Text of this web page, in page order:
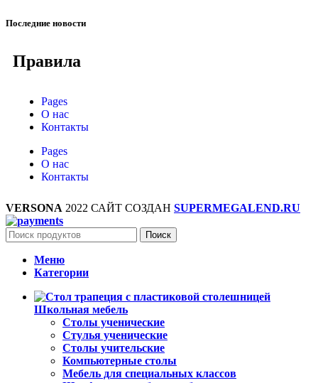
Последние новости
Правила
Pages
О нас
Контакты
Pages
О нас
Контакты
VERSONA 2022 САЙТ СОЗДАН SUPERMEGALEND.RU
Поиск
Меню
Категории
Школьная мебель
Столы ученические
Стулья ученические
Столы учительские
Компьютерные столы
Мебель для специальных классов